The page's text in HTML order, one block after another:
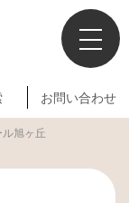
お問い合わせ
旭ヶ丘